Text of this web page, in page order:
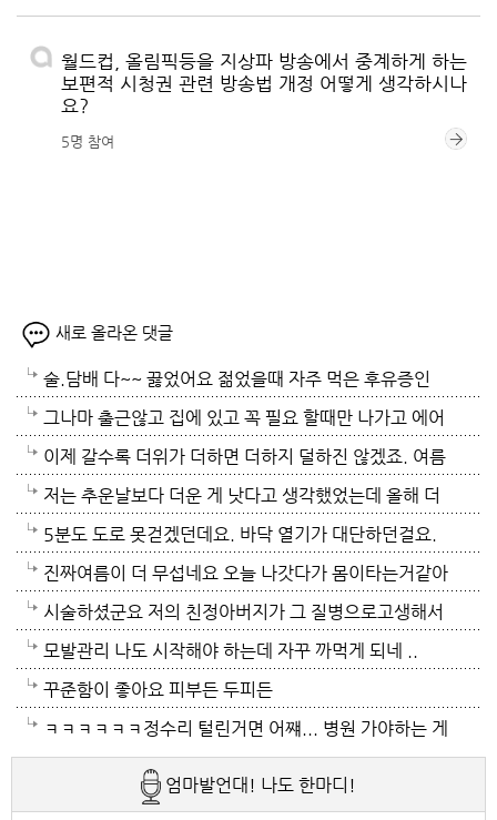
월드컵, 올림픽등을 지상파 방송에서 중계하게 하는
보편적 시청권 관련 방송법 개정 어떻게 생각하시나
요?
5명 참여
새로 올라온 댓글
술.담배 다~~ 끓었어요 젊었을때 자주 먹은 후유증인
가? 나이먹어서 생고생중 입니다 ㅠㅠㅠㅠ
그나마 출근않고 집에 있고 꼭 필요 할때만 나가고 에어
컨 켜고 있으니 그나마 잘 견디고 있네요 이렇게 에어컨
이 가열되면 지구 온도는 더 올라 갈 것이고 전력은 더
모자날것이고 악순환이죠 그러게요 이제는 변압기 과부
하로 정전이 될까봐 제일 무섭기도 합니다
이제 갈수록 더위가 더하면 더하지 덜하진 않겠죠. 여름
만 없음 좋겠어요. 여름이 무서워요.ㅎ 겨울엔 추움 옷
이래도 껴입고 집에 가만있음 되는데 ..여름은 집을나가
기가 겁나요. 장대비가 한바탕 퍼부움 좋겠네요.
저는 추운날보다 더운 게 낫다고 생각했었는데 올해 더
위는 난생처음 겪는 거라 적응이 안되네요. 제발 비가 쏟
아져서 기온이 내려가면 좋겠어요.
5분도 도로 못걷겠던데요. 바닥 열기가 대단하던걸요.
지하도로 들어가서 병원근처서 또다시 지상으로 올라와
병원갔네요. 두군데를 가느라고 어제그랬죠. 엔간하면
밖에 나가지마요. 쓰러져요.ㅎ쿠팡에서 배달시키고 집
에있는걸로 저도 해결하네요. 처서가 23일이네요. 비좀
왔음 좋겠어요.근대 당분간 비소식이 없더라구요. 내일
부터 중부지방은 더위가 좀 주춤한다 일기예보서 그러
긴하데요. 좀만 참으면 되겠지요. 에어컨 없는집 어찌사
진짜여름이 더 무섭네요 오늘 나갓다가 몸이타는거같아
택시타고 왔어요 당분간 안나가야겠어요 처서가 되면
햇빛도 덜따갑고 더위도 한풀꺽이던데 이러다가 여름나
라로 변할수도 있겠어요 쿠팡에 바람나오는 팬달린 조
끼팔던데 그거는 오래는 사용이안되겠지요 태풍이라도
불어 이 열기를 식혀주먼 좋겠어요 살다가 태풍기다리
기는 처음이네요
시술하셨군요 저의 친정아버지가 그 질병으로고생해서
저도 좀 압니다 남자들이 나이먹음 잘 걸리는병이죠 여
자들이 방광염에 자주 걸리듯이 그병도 재발이 잦은편
이여서 조심하셔야 할거에요 남편분 술 좋아하시나요
보통 술많이 드시는분이 오는 질병인데 저의 아버지가
술고래였거든요
모발관리 나도 시작해야 하는데 자꾸 까먹게 되네 ..
꾸준함이 좋아요 피부든 두피든
ㅋㅋㅋㅋㅋㅋ정수리 털린거면 어쨰... 병원 가야하는 게
엄마발언대! 나도 한마디!